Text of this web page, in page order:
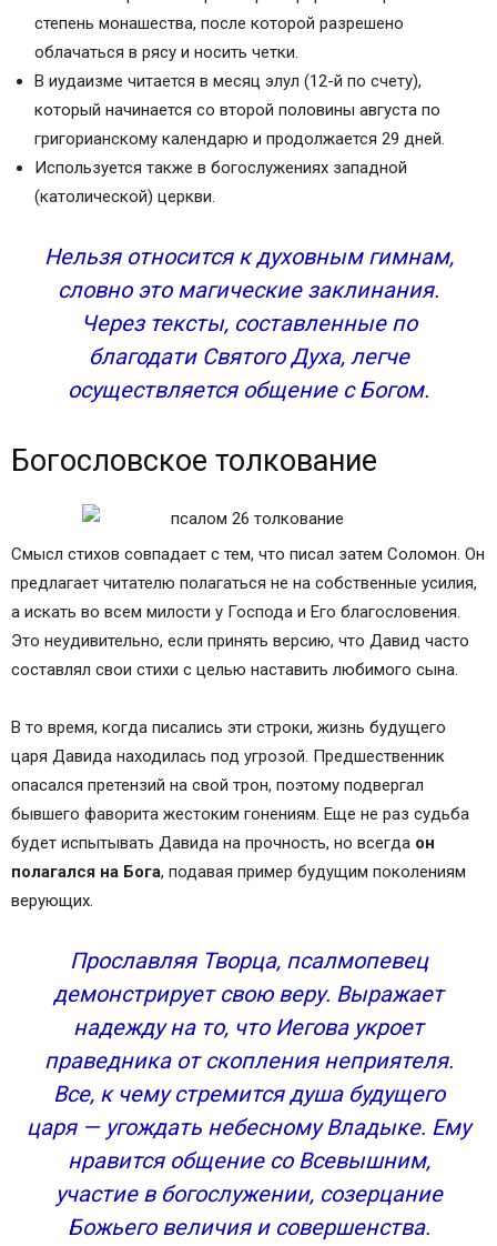
степень монашества, после которой разрешено
облачаться в рясу и носить четки.
В иудаизме читается в месяц элул (12-й по счету),
который начинается со второй половины августа по
григорианскому календарю и продолжается 29 дней.
Используется также в богослужениях западной
(католической) церкви.
Нельзя относится к духовным гимнам,
словно это магические заклинания.
Через тексты, составленные по
благодати Святого Духа, легче
осуществляется общение с Богом.
Богословское толкование
Смысл стихов совпадает с тем, что писал затем Соломон. Он
предлагает читателю полагаться не на собственные усилия,
а искать во всем милости у Господа и Его благословения.
Это неудивительно, если принять версию, что Давид часто
составлял свои стихи с целью наставить любимого сына.
В то время, когда писались эти строки, жизнь будущего
царя Давида находилась под угрозой. Предшественник
опасался претензий на свой трон, поэтому подвергал
бывшего фаворита жестоким гонениям. Еще не раз судьба
будет испытывать Давида на прочность, но всегда он
полагался на Бога, подавая пример будущим поколениям
верующих.
Прославляя Творца, псалмопевец
демонстрирует свою веру. Выражает
надежду на то, что Иегова укроет
праведника от скопления неприятеля.
Все, к чему стремится душа будущего
царя — угождать небесному Владыке. Ему
нравится общение со Всевышним,
участие в богослужении, созерцание
Божьего величия и совершенства.